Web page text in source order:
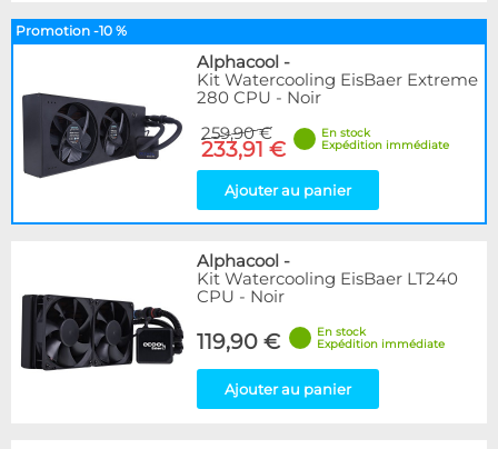
Promotion -10 %
Alphacool -
Kit Watercooling EisBaer Extreme
280 CPU - Noir
259,90 €
233,91 €
En stock
Expédition immédiate
Ajouter au panier
Alphacool -
Kit Watercooling EisBaer LT240
CPU - Noir
119,90 €
En stock
Expédition immédiate
Ajouter au panier